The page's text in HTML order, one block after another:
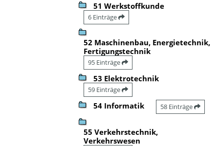
51 Werkstoffkunde
6 Einträge
52 Maschinenbau, Energietechnik,
Fertigungstechnik
95 Einträge
53 Elektrotechnik
59 Einträge
54 Informatik 58 Einträge
55 Verkehrstechnik,
Verkehrswesen